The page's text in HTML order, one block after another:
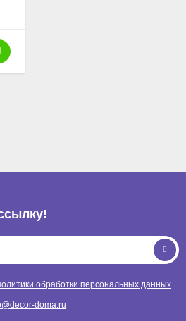
обработки персональных данных
doma.ru